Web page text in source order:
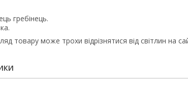
гребінець.
товару може трохи відрізнятися від світлин на